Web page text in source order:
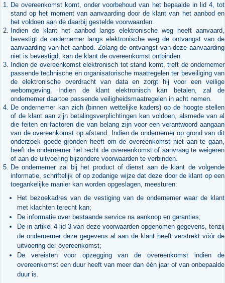
De overeenkomst komt, onder voorbehoud van het bepaalde in lid 4, tot
stand op het moment van aanvaarding door de klant van het aanbod en
het voldoen aan de daarbij gestelde voorwaarden.
Indien de klant het aanbod langs elektronische weg heeft aanvaard,
bevestigt de ondernemer langs elektronische weg de ontvangst van de
aanvaarding van het aanbod. Zolang de ontvangst van deze aanvaarding
niet is bevestigd, kan de klant de overeenkomst ontbinden.
Indien de overeenkomst elektronisch tot stand komt, treft de ondernemer
passende technische en organisatorische maatregelen ter beveiliging van
de elektronische overdracht van data en zorgt hij voor een veilige
webomgeving. Indien de klant elektronisch kan betalen, zal de
ondernemer daartoe passende veiligheidsmaatregelen in acht nemen.
De ondernemer kan zich (binnen wettelijke kaders) op de hoogte stellen
of de klant aan zijn betalingsverplichtingen kan voldoen, alsmede van al
die feiten en factoren die van belang zijn voor een verantwoord aangaan
van de overeenkomst op afstand. Indien de ondernemer op grond van dit
onderzoek goede gronden heeft om de overeenkomst niet aan te gaan,
heeft de ondernemer het recht de overeenkomst of aanvraag te weigeren
of aan de uitvoering bijzondere voorwaarden te verbinden.
De ondernemer zal bij het product of dienst aan de klant de volgende
informatie, schriftelijk of op zodanige wijze dat deze door de klant op een
toegankelijke manier kan worden opgeslagen, meesturen:
Het bezoekadres van de vestiging van de ondernemer waar de klant
met klachten terecht kan;
De informatie over bestaande service na aankoop en garanties;
De in artikel 4 lid 3 van deze voorwaarden opgenomen gegevens, tenzij
de ondernemer deze gegevens al aan de klant heeft verstrekt vóór de
uitvoering der overeenkomst;
De vereisten voor opzegging van de overeenkomst indien de
overeenkomst een duur heeft van meer dan één jaar of van onbepaalde
duur is.